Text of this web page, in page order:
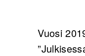
Vuosi